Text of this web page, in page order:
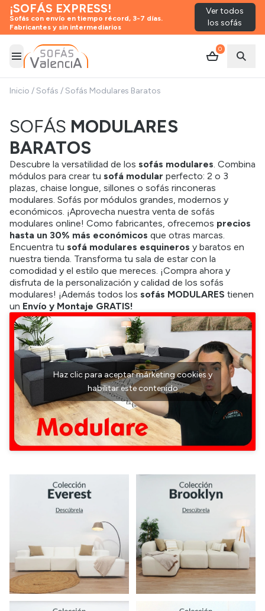
¡SOFÁS EXPRESS!
Sofás con envío en tiempo récord, 3-7 días.
Fabricantes y sin intermediarios
Ver todos
los sofás
Abrir menú
0
Inicio / Sofás / Sofás Modulares Baratos
SOFÁS MODULARES
BARATOS
Descubre la versatilidad de los sofás modulares. Combina
módulos para crear tu sofá modular perfecto: 2 o 3
plazas, chaise longue, sillones o sofás rinconeras
modulares. Sofás por módulos grandes, modernos y
económicos. ¡Aprovecha nuestra venta de sofás
modulares online! Como fabricantes, ofrecemos precios
hasta un 30% más económicos que otras marcas.
Encuentra tu sofá modulares esquineros y baratos en
nuestra tienda. Transforma tu sala de estar con la
comodidad y el estilo que mereces. ¡Compra ahora y
disfruta de la personalización y calidad de los sofás
modulares! ¡Además todos los sofás MODULARES tienen
un Envío y Montaje GRATIS!
Haz clic para aceptar márketing cookies y
habilitar este contenido